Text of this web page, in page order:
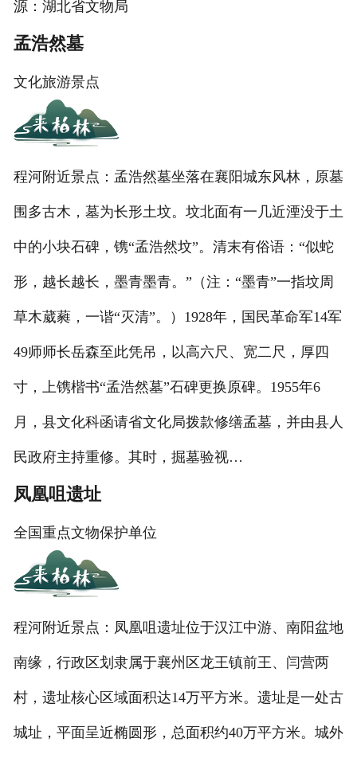
源：湖北省文物局
孟浩然墓
文化旅游景点
程河附近景点：孟浩然墓坐落在襄阳城东风林，原墓
围多古木，墓为长形土坟。坟北面有一几近湮没于土
中的小块石碑，镌“孟浩然坟”。清末有俗语：“似蛇
形，越长越长，墨青墨青。”（注：“墨青”一指坟周
草木葳蕤，一谐“灭清”。）1928年，国民革命军14军
49师师长岳森至此凭吊，以高六尺、宽二尺，厚四
寸，上镌楷书“孟浩然墓”石碑更换原碑。1955年6
月，县文化科函请省文化局拨款修缮孟墓，并由县人
民政府主持重修。其时，掘墓验视…
凤凰咀遗址
全国重点文物保护单位
程河附近景点：凤凰咀遗址位于汉江中游、南阳盆地
南缘，行政区划隶属于襄州区龙王镇前王、闫营两
村，遗址核心区域面积达14万平方米。遗址是一处古
城址，平面呈近椭圆形，总面积约40万平方米。城外